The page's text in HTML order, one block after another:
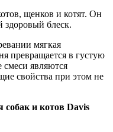
щенков и котят. Он
здоровый блеск.
мягкая
превращается в густую
смеси являются
свойства при этом не
и котов Davis